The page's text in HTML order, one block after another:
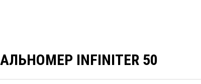
INFINITER 50